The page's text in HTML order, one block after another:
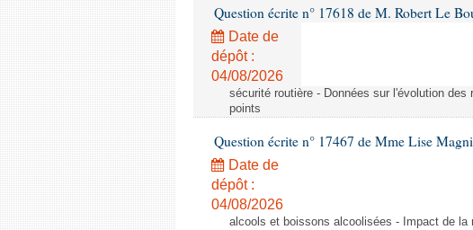
Question écrite n° 17618 de M. Robert Le
Date de
dépôt :
04/08/2026
sécurité routière - Données sur l'évolution
points
Question écrite n° 17467 de Mme Lise
Date de
dépôt :
04/08/2026
alcools et boissons alcoolisées - Impact de